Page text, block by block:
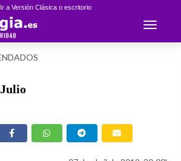
Ir a Versión Clásica o escritorio
Toggle